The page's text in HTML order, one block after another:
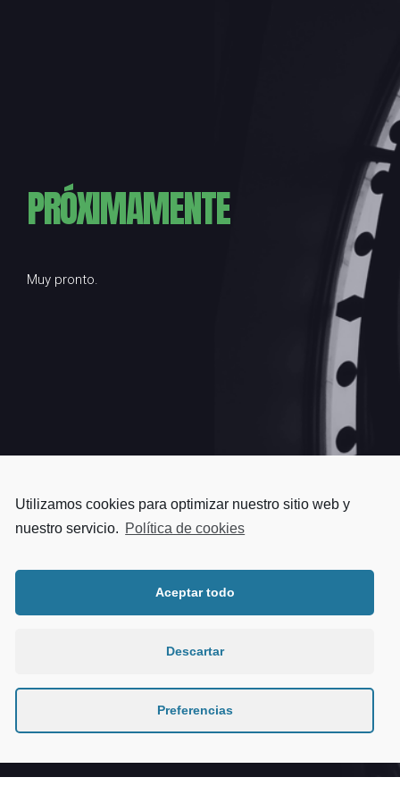
PRÓXIMAMENTE
Muy pronto.
Utilizamos cookies para optimizar nuestro sitio web y
nuestro servicio. Política de cookies
Aceptar todo
Descartar
Preferencias